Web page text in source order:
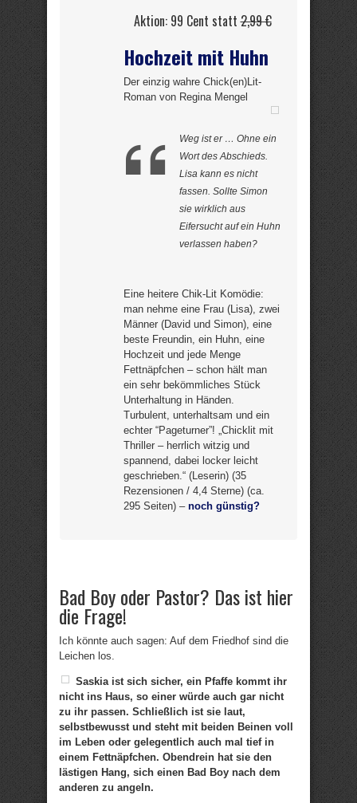
Aktion: 99 Cent statt2,99 €
Hochzeit mit Huhn
Der einzig wahre Chick(en)Lit-
Roman von Regina Mengel
Weg ist er … Ohne ein
Wort des Abschieds.
Lisa kann es nicht
fassen. Sollte Simon
sie wirklich aus
Eifersucht auf ein Huhn
verlassen haben?
Eine heitere Chik-Lit Komödie:
man nehme eine Frau (Lisa), zwei
Männer (David und Simon), eine
beste Freundin, ein Huhn, eine
Hochzeit und jede Menge
Fettnäpfchen – schon hält man
ein sehr bekömmliches Stück
Unterhaltung in Händen.
Turbulent, unterhaltsam und ein
echter “Pageturner”! „Chicklit mit
Thriller – herrlich witzig und
spannend, dabei locker leicht
geschrieben.“ (Leserin) (35
Rezensionen / 4,4 Sterne) (ca.
295 Seiten) – noch günstig?
Bad Boy oder Pastor? Das ist hier
die Frage!
Ich könnte auch sagen: Auf dem Friedhof sind die
Leichen los.
Saskia ist sich sicher, ein Pfaffe kommt ihr
nicht ins Haus, so einer würde auch gar nicht
zu ihr passen. Schließlich ist sie laut,
selbstbewusst und steht mit beiden Beinen voll
im Leben oder gelegentlich auch mal tief in
einem Fettnäpfchen. Obendrein hat sie den
lästigen Hang, sich einen Bad Boy nach dem
anderen zu angeln.